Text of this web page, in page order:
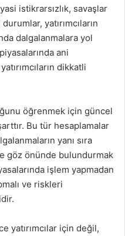
istikrarsızlık, savaşlar
yatırımcıların
dalgalanmalara yol
ani
dikkatli
öğrenmek için güncel
Bu tür hesaplamalar
yanı sıra
göz önünde bulundurmak
işlem yapmadan
ve riskleri
yatırımcılar için değil,